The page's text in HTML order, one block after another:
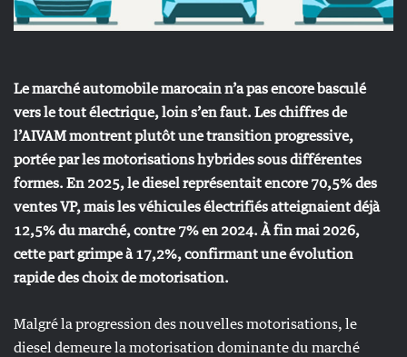
Le marché automobile marocain n’a pas encore basculé
vers le tout électrique, loin s’en faut. Les chiffres de
l’AIVAM montrent plutôt une transition progressive,
portée par les motorisations hybrides sous différentes
formes. En 2025, le diesel représentait encore 70,5% des
ventes VP, mais les véhicules électrifiés atteignaient déjà
12,5% du marché, contre 7% en 2024. À fin mai 2026,
cette part grimpe à 17,2%, confirmant une évolution
rapide des choix de motorisation.
Malgré la progression des nouvelles motorisations, le
diesel demeure la motorisation dominante du marché